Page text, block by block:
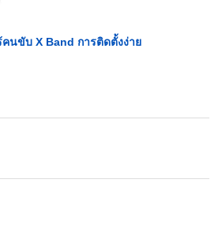
คนขับ X Band การติดตั้งง่าย